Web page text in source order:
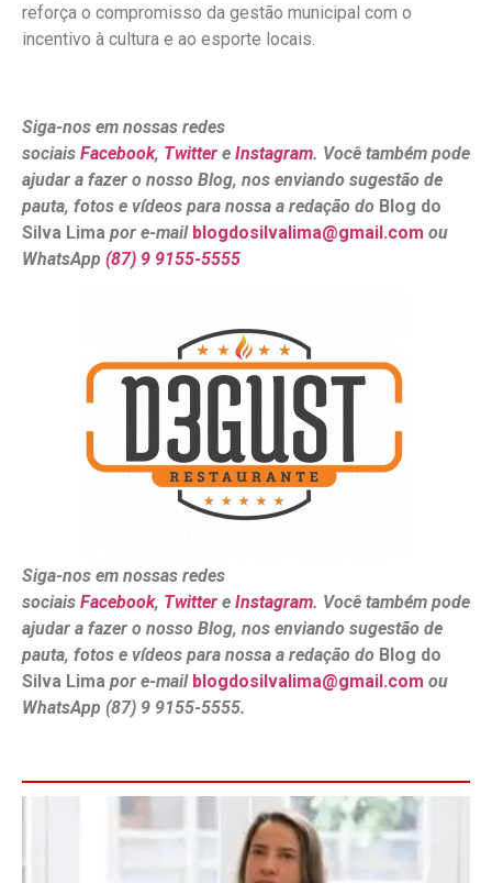
reforça o compromisso da gestão municipal com o
incentivo à cultura e ao esporte locais.
Siga-nos em nossas redes
sociais Facebook, Twitter e Instagram. Você também pode
ajudar a fazer o nosso Blog, nos enviando sugestão de
pauta, fotos e vídeos para nossa a redação do Blog do
Silva Lima por e-mail blogdosilvalima@gmail.com ou
WhatsApp (87) 9 9155-5555
Siga-nos em nossas redes
sociais Facebook, Twitter e Instagram. Você também pode
ajudar a fazer o nosso Blog, nos enviando sugestão de
pauta, fotos e vídeos para nossa a redação do Blog do
Silva Lima por e-mail blogdosilvalima@gmail.com ou
WhatsApp (87) 9 9155-5555.